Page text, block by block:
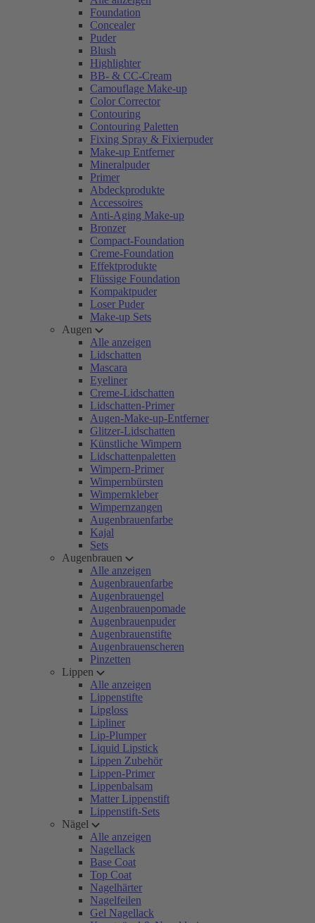
Foundation
Concealer
Puder
Blush
Highlighter
BB- & CC-Cream
Camouflage Make-up
Color Corrector
Contouring
Contouring Paletten
Fixing Spray & Fixierpuder
Make-up Entferner
Mineralpuder
Primer
Abdeckprodukte
Accessoires
Anti-Aging Make-up
Bronzer
Compact-Foundation
Creme-Foundation
Effektprodukte
Flüssige Foundation
Kompaktpuder
Loser Puder
Make-up Sets
Augen
Alle anzeigen
Lidschatten
Mascara
Eyeliner
Creme-Lidschatten
Lidschatten-Primer
Augen-Make-up-Entferner
Glitzer-Lidschatten
Künstliche Wimpern
Lidschattenpaletten
Wimpern-Primer
Wimpernbürsten
Wimpernkleber
Wimpernzangen
Augenbrauenfarbe
Kajal
Sets
Augenbrauen
Alle anzeigen
Augenbrauenfarbe
Augenbrauengel
Augenbrauenpomade
Augenbrauenpuder
Augenbrauenstifte
Augenbrauenscheren
Pinzetten
Lippen
Alle anzeigen
Lippenstifte
Lipgloss
Lipliner
Lip-Plumper
Liquid Lipstick
Lippen Zubehör
Lippen-Primer
Lippenbalsam
Matter Lippenstift
Lippenstift-Sets
Nägel
Alle anzeigen
Nagellack
Base Coat
Top Coat
Nagelhärter
Nagelfeilen
Gel Nagellack